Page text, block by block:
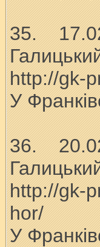
35.
http://gk-
У
36.
http://gk-
hor/
У